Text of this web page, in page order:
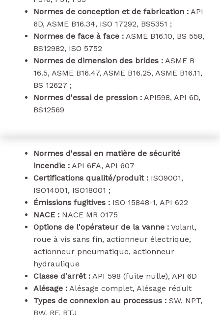
Normes de conception et de fabrication : API
6D, ASME B16.34, ISO 17292, BS5351 ;
Normes de face à face : ASME B16.10, BS 558,
BS12982, ISO 5752
Normes de dimension des brides : ASME B
16.5, ASME B16.47, ASME B16.25, ASME B16.11,
BS 12627 ;
Normes d'essai de pression : API598, API 6D,
BS12569
Normes d'essai en matière de sécurité
incendie : API 6FA, API 607
Certifications qualité/produit : ISO9001,
ISO14001, ISO18001 ;
Émissions fugitives : ISO 15848-1, API 622
NACE : NACE MR 0175
Options de l'opérateur de la vanne : Volant,
roue à vis sans fin, actionneur électrique,
actionneur pneumatique, actionneur
hydraulique
Classe d'arrêt : API 598 (fuite nulle), API 6D
Alésage : Alésage complet, Alésage réduit
Types de connexion au processus : SW, NPT,
BW, RF, RTJ